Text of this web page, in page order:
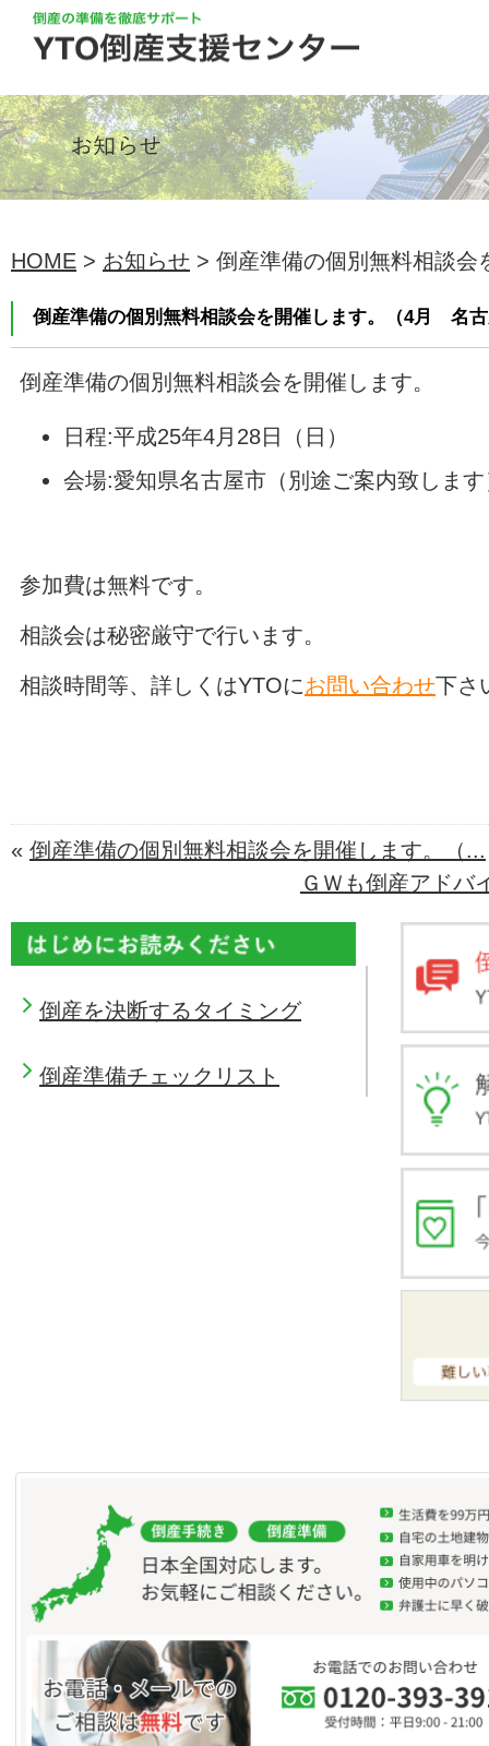
倒産を決断するタイミング
倒産準備チェックリスト
HOME > お知らせ > 倒産準備の個別無料相談会
倒産準備の個別無料相談会を開催します。（4月 名
倒産準備の個別無料相談会を開催します。
日程:平成25年4月28日（日）
会場:愛知県名古屋市（別途ご案内致します
参加費は無料です。
相談会は秘密厳守で行います。
相談時間等、詳しくはYTOにお問い合わせ下さ
« 倒産準備の個別無料相談会を開催します。（...
ＧＷも倒産アドバ